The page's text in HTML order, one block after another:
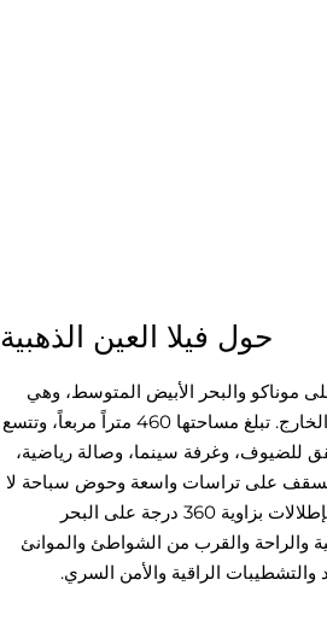
حول فيلا العين الذهبية
والبحر الأبيض المتوسط، وهي
مصممة لتوفر لك معيشة سلسة بين الداخل والخارج. تبلغ مساحتها 460 متراً مربعاً، وتتسع
وشقق للضيوف، وغرفة سينما، وصالة رياضية،
على تراسات واسعة وحوض سباحة لا
متناهي مدفأ بطول 18 متراً، وكل ذلك محاط بإطلالات بزاوية 360 درجة على البحر
والراحة والقرب من الشواطئ والموانئ
الراقية والأمن السري.